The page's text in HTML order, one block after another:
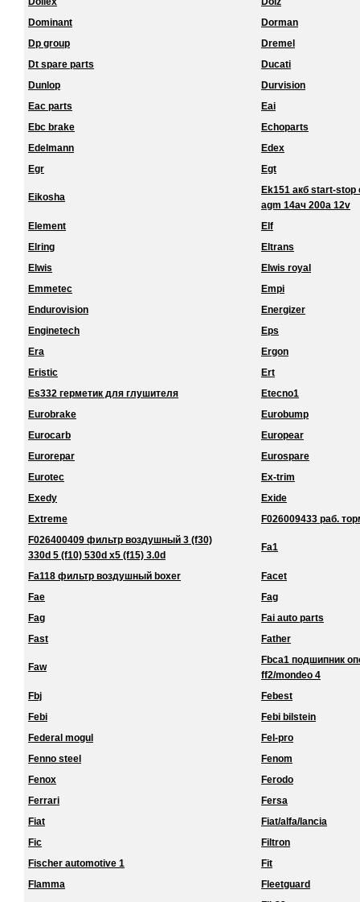
Dominant
Dorman
Dp group
Dremel
Dt spare parts
Ducati
Dunlop
Durvision
Eac parts
Eai
Ebc brake
Echoparts
Edelmann
Edex
Egr
Egt
Eikosha
Ek151 акб start-
agm 14ач 200a 12v
Element
Elf
Elring
Eltrans
Elwis
Elwis royal
Emmetec
Empi
Endurovision
Energizer
Enginetech
Eps
Era
Ergon
Eristic
Ert
Es332 герметик для глушителя
Etecno1
Eurobrake
Eurobump
Eurocarb
Europear
Eurorepar
Eurospare
Eurotec
Ex-trim
Exedy
Exide
Extreme
F026009433 раб.
F026400409 фильтр воздушный 3 (f30)
330d 5 (f10) 530d x5 (f15) 3.0d
Fa1
Fa118 фильтр воздушный boxer
Facet
Fae
Fag
Fag
Fai auto parts
Fast
Father
Faw
Fbca1 подшипник
ff2/mondeo 4
Fbj
Febest
Febi
Febi bilstein
Federal mogul
Fel-pro
Fenno steel
Fenom
Fenox
Ferodo
Ferrari
Fersa
Fiat
Fiat/alfa/lancia
Fic
Filtron
Fischer automotive 1
Fit
Flamma
Fleetguard